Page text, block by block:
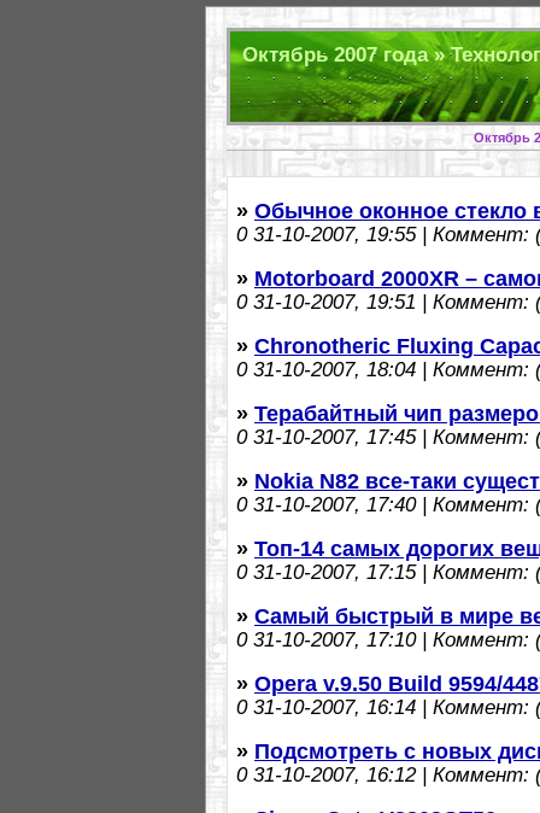
Октябрь 2007 года »
Октябрь
» Обычное оконное стекло
031-10-2007, 19:55 | Коммент:
» Motorboard 2000XR –
031-10-2007, 19:51 | Коммент:
» Chronotheric Fluxing
031-10-2007, 18:04 | Коммент:
» Терабайтный чип
031-10-2007, 17:45 | Коммент:
» Nokia N82 все-таки
031-10-2007, 17:40 | Коммент:
» Топ-14 самых дорогих
031-10-2007, 17:15 | Коммент:
» Самый быстрый в мире
031-10-2007, 17:10 | Коммент:
» Opera v.9.50 Build 9594/
031-10-2007, 16:14 | Коммент:
» Подсмотреть с новых
031-10-2007, 16:12 | Коммент: